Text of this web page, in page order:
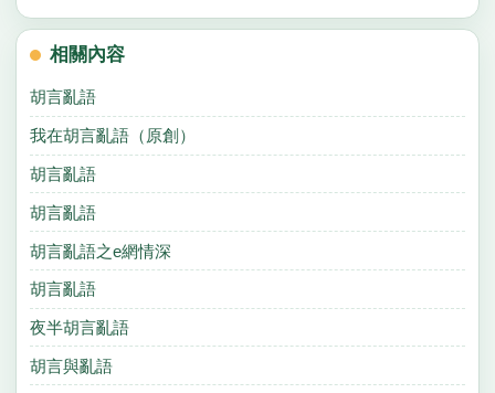
相關內容
胡言亂語
我在胡言亂語（原創）
胡言亂語
胡言亂語
胡言亂語之e網情深
胡言亂語
夜半胡言亂語
胡言與亂語